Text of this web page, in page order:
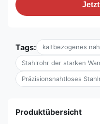
Tags: kaltbezogenes
Stahlrohr der starken
Präzisionsnahtloses
Produktübersicht